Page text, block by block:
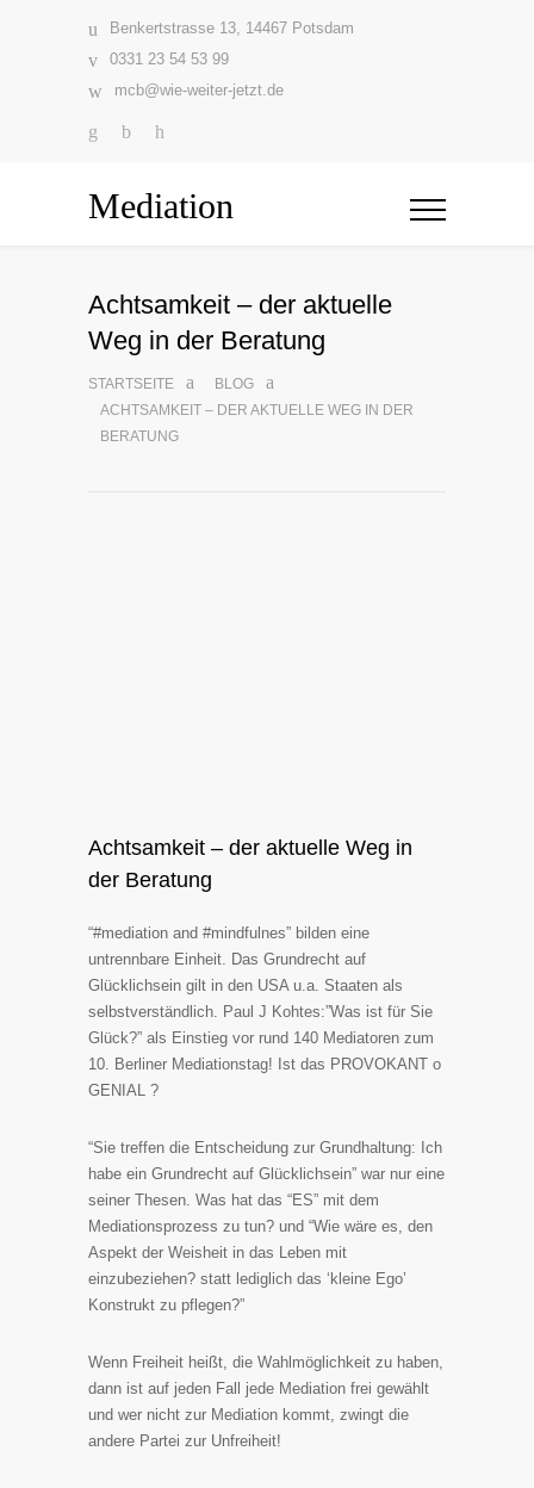
Benkertstrasse 13, 14467 Potsdam
0331 23 54 53 99
mcb@wie-weiter-jetzt.de
Mediation
Achtsamkeit – der aktuelle
Weg in der Beratung
STARTSEITE
BLOG
ACHTSAMKEIT – DER AKTUELLE WEG IN DER
BERATUNG
Achtsamkeit – der aktuelle Weg in
der Beratung
“#mediation and #mindfulnes” bilden eine
untrennbare Einheit. Das Grundrecht auf
Glücklichsein gilt in den USA u.a. Staaten als
selbstverständlich. Paul J Kohtes:”Was ist für Sie
Glück?” als Einstieg vor rund 140 Mediatoren zum
10. Berliner Mediationstag! Ist das PROVOKANT o
GENIAL ?
“Sie treffen die Entscheidung zur Grundhaltung: Ich
habe ein Grundrecht auf Glücklichsein” war nur eine
seiner Thesen. Was hat das “ES” mit dem
Mediationsprozess zu tun? und “Wie wäre es, den
Aspekt der Weisheit in das Leben mit
einzubeziehen? statt lediglich das ‘kleine Ego’
Konstrukt zu pflegen?”
Wenn Freiheit heißt, die Wahlmöglichkeit zu haben,
dann ist auf jeden Fall jede Mediation frei gewählt
und wer nicht zur Mediation kommt, zwingt die
andere Partei zur Unfreiheit!